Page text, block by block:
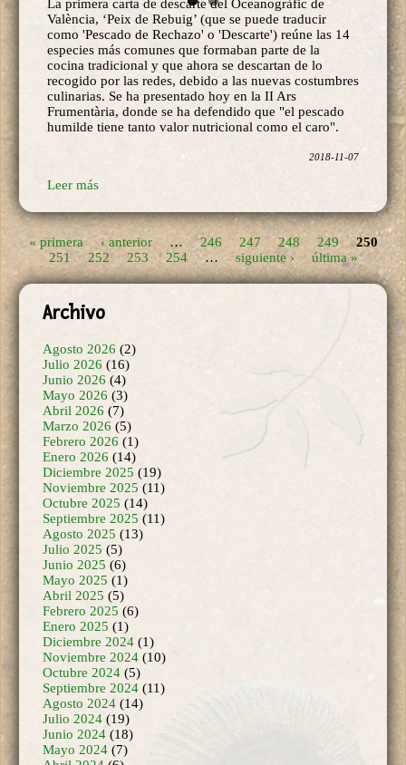
como 'Pescado de Rechazo' o 'Descarte') reúne las 14
especies más comunes que formaban parte de la
cocina tradicional y que ahora se descartan de lo
recogido por las redes, debido a las nuevas costumbres
culinarias. Se ha presentado hoy en la II Ars
Frumentària, donde se ha defendido que "el pescado
humilde tiene tanto valor nutricional como el caro".
2018-11-07
Páginas
« primera ‹ anterior … 246 247 248 249
250
251
252 253 254 … siguiente › última »
Archivo
Agosto 2026
Junio 2026(4)
Mayo 2026(3)
Abril 2026(7)
Marzo 2026 (5)
Febrero 2026(1)
Enero 2026(14)
Diciembre 2025(19)
Noviembre 2025
Octubre 2025(14)
Septiembre 2025 (11)
Agosto 2025(13)
Julio 2025(5)
Junio 2025(6)
Mayo 2025(1)
Abril 2025(5)
Febrero 2025(6)
Enero 2025(1)
Diciembre 2024(1)
Noviembre 2024
Octubre 2024(5)
Septiembre 2024 (11)
Agosto 2024(14)
Julio 2024(19)
Junio 2024(18)
Mayo 2024(7)
Abril 2024(6)
Marzo 2024 (25)